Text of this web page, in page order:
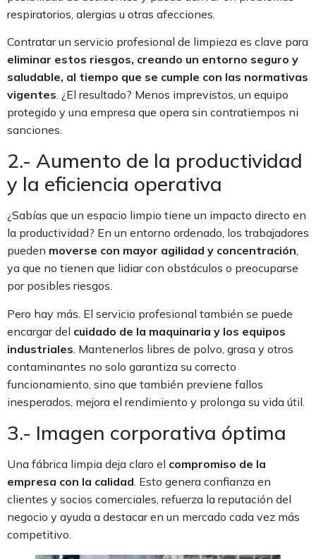
respiratorios, alergias u otras afecciones.
Contratar un servicio profesional de limpieza es clave para
eliminar estos riesgos, creando un entorno seguro y
saludable, al tiempo que se cumple con las normativas
vigentes . ¿El resultado? Menos imprevistos, un equipo
protegido y una empresa que opera sin contratiempos ni
sanciones.
2.- Aumento de la productividad
y la eficiencia operativa
¿Sabías que un espacio limpio tiene un impacto directo en
la productividad? En un entorno ordenado, los trabajadores
pueden moverse con mayor agilidad y concentración,
ya que no tienen que lidiar con obstáculos o preocuparse
por posibles riesgos.
Pero hay más. El servicio profesional también se puede
encargar del cuidado de la maquinaria y los equipos
industriales . Mantenerlos libres de polvo, grasa y otros
contaminantes no solo garantiza su correcto
funcionamiento, sino que también previene fallos
inesperados, mejora el rendimiento y prolonga su vida útil.
3.- Imagen corporativa óptima
Una fábrica limpia deja claro el compromiso de la
empresa con la calidad. Esto genera confianza en
clientes y socios comerciales, refuerza la reputación del
negocio y ayuda a destacar en un mercado cada vez más
competitivo.